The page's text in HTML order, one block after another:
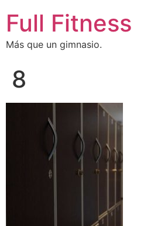
Full Fitness
Más que un gimnasio.
8